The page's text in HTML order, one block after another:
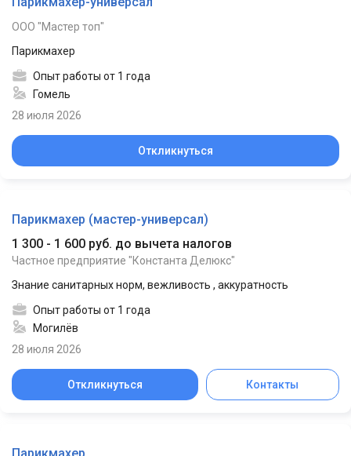
ООО "Мастер топ"
Парикмахер
Опыт работы от 1 года
Гомель
28 июля 2026
Откликнуться
Парикмахер (мастер-универсал)
1 300 - 1 600 руб. до вычета налогов
Частное предприятие "Константа Делюкс"
Знание санитарных норм, вежливость , аккуратность
Опыт работы от 1 года
Могилёв
28 июля 2026
Откликнуться Контакты